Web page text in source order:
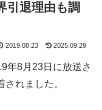
引退理由も調
2019.08.23 2025.09.29
年8月23日に放送さ
れました。